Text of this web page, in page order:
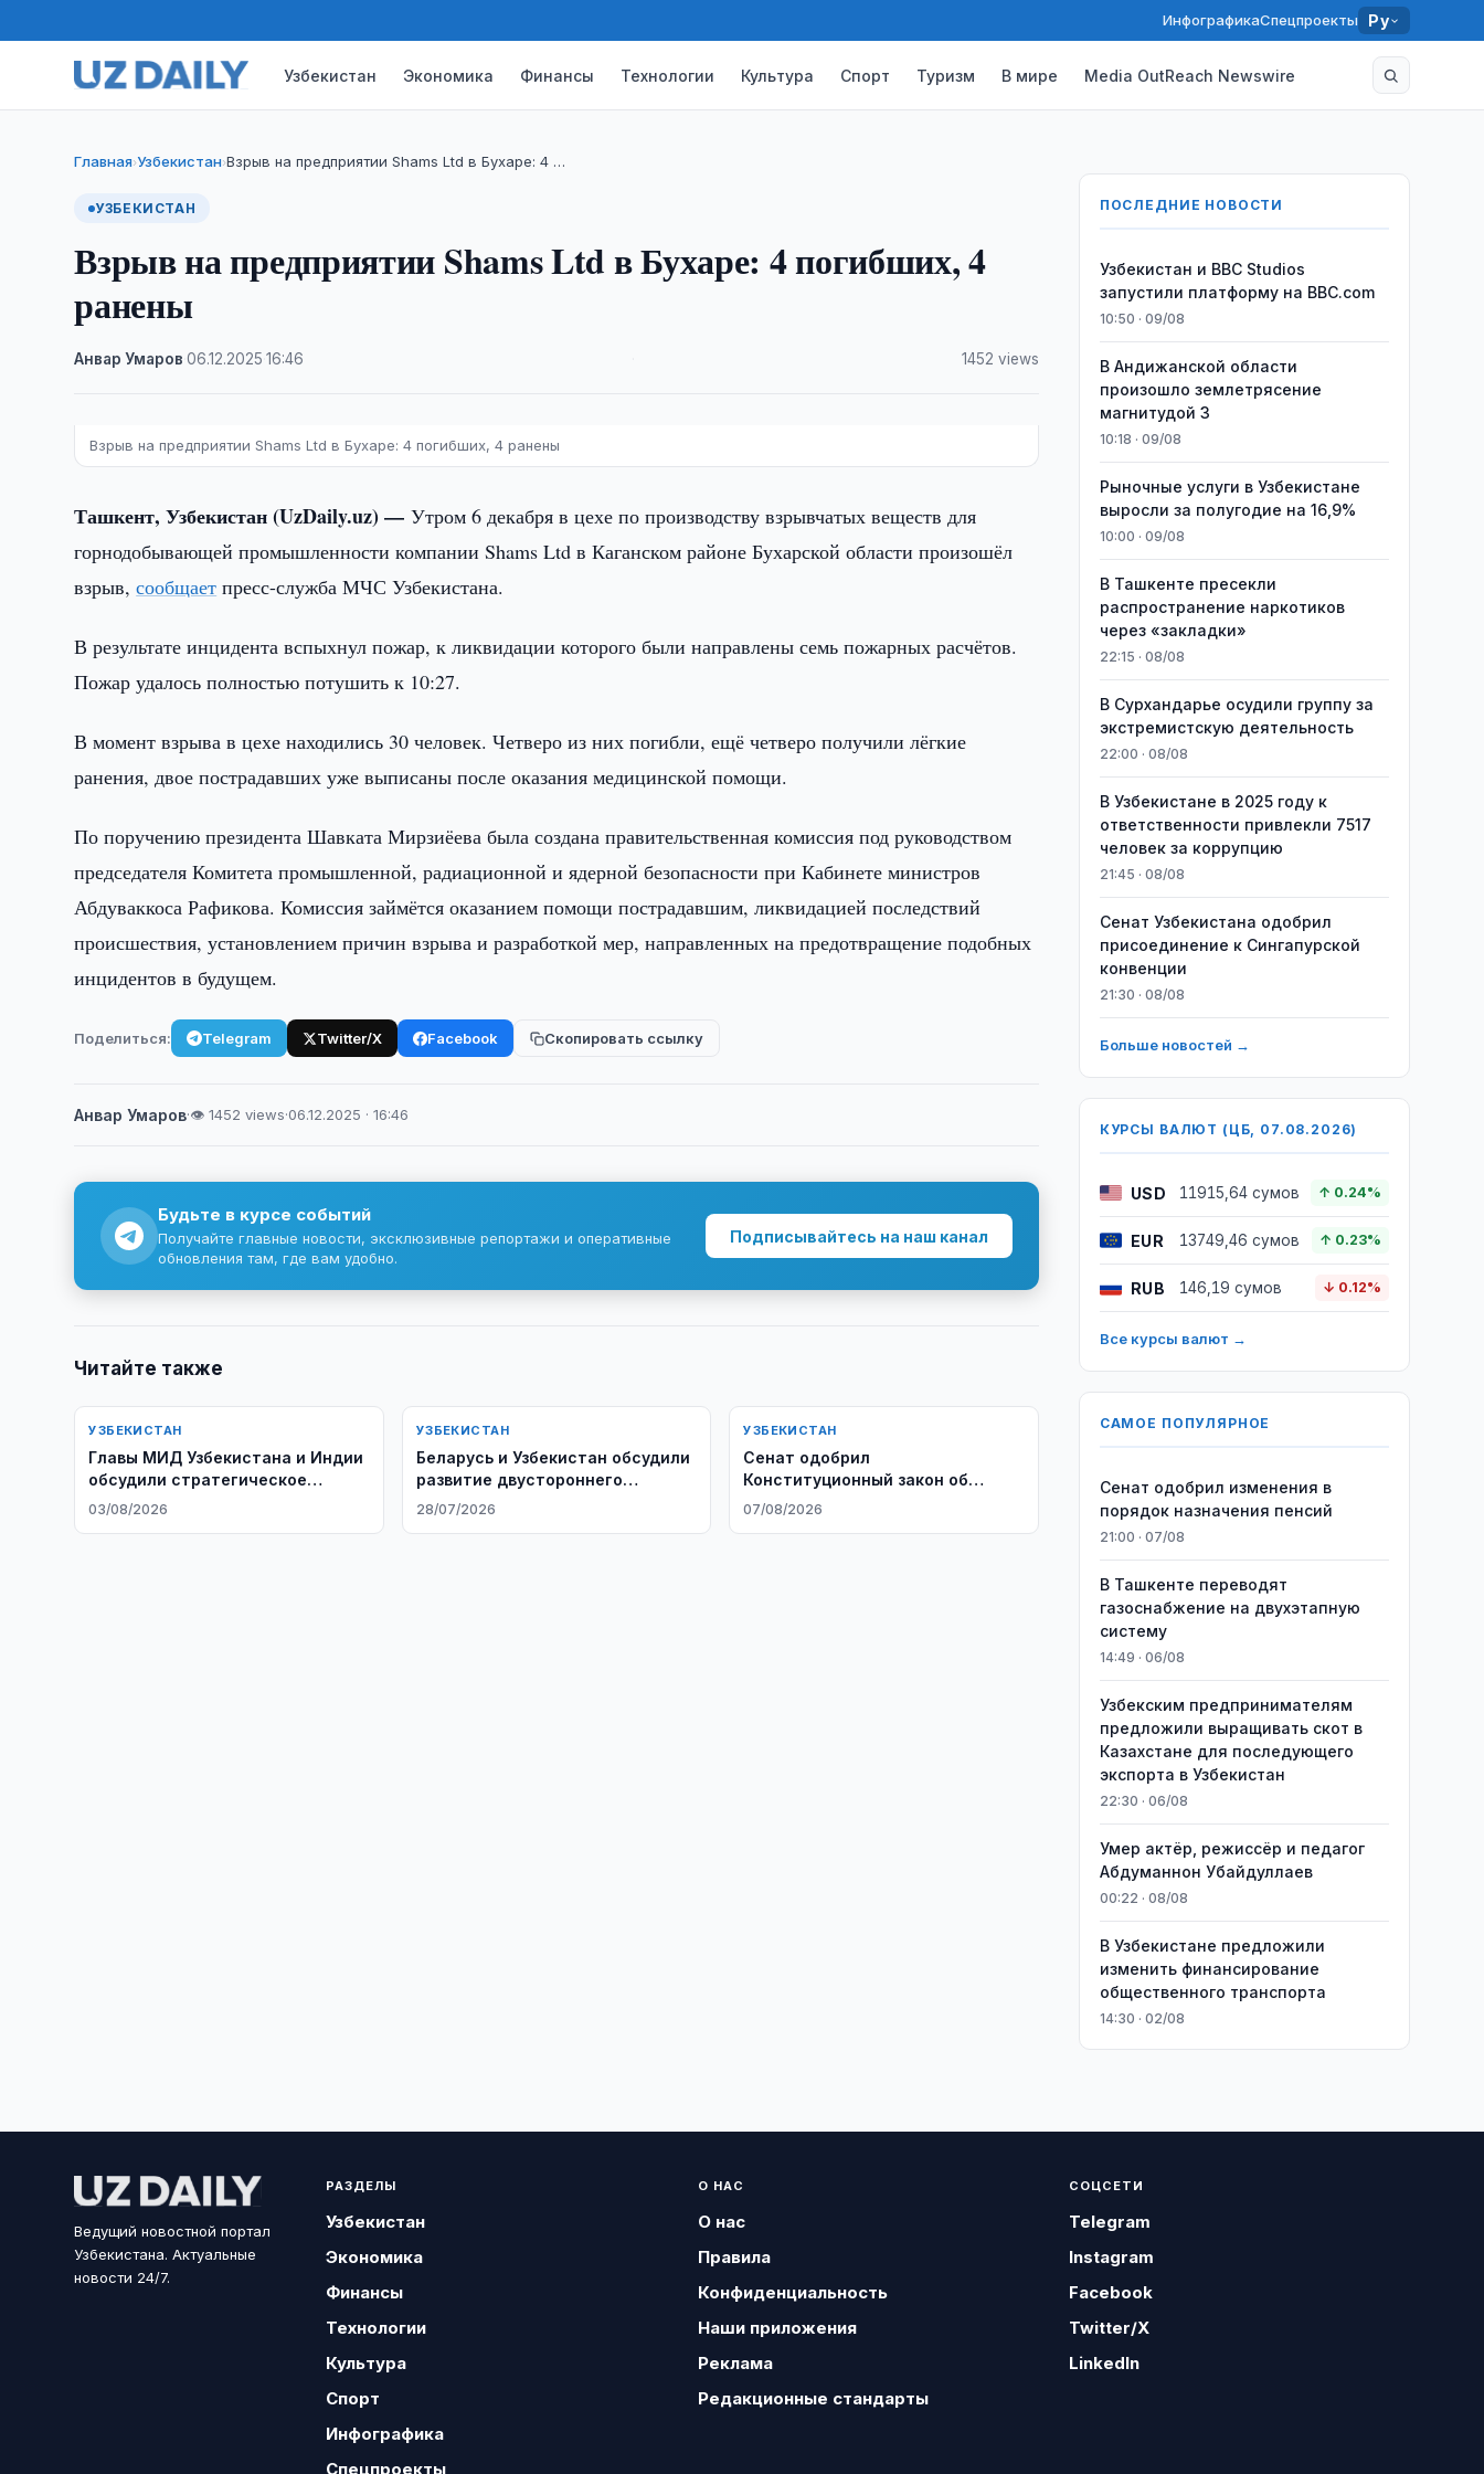
ИнфографикаСпецпроекты Ру
Узбекистан Экономика Финансы Технологии Культура Спорт Туризм В мире Media OutReach Newswire
Главная›Узбекистан›Взрыв на предприятии Shams Ltd в Бухаре: 4 …
УЗБЕКИСТАН
Взрыв на предприятии Shams Ltd в Бухаре: 4 погибших, 4
ранены
Анвар Умаров ·06.12.2025 ·16:46 1452 views
Взрыв на предприятии Shams Ltd в Бухаре: 4 погибших, 4 ранены
Ташкент, Узбекистан (UzDaily.uz) —Утром 6 декабря в цехе по производству взрывчатых веществ для
горнодобывающей промышленности компании Shams Ltd в Каганском районе Бухарской области произошёл
взрыв,сообщает пресс-служба МЧС Узбекистана.
В результате инцидента вспыхнул пожар, к ликвидации которого были направлены семь пожарных расчётов.
Пожар удалось полностью потушить к 10:27.
В момент взрыва в цехе находились 30 человек. Четверо из них погибли, ещё четверо получили лёгкие
ранения, двое пострадавших уже выписаны после оказания медицинской помощи.
По поручению президента Шавката Мирзиёева была создана правительственная комиссия под руководством
председателя Комитета промышленной, радиационной и ядерной безопасности при Кабинете министров
Абдуваккоса Рафикова. Комиссия займётся оказанием помощи пострадавшим, ликвидацией последствий
происшествия, установлением причин взрыва и разработкой мер, направленных на предотвращение подобных
инцидентов в будущем.
Поделиться: Telegram Twitter/X Facebook Скопировать ссылку
Анвар Умаров·👁 1452 views·06.12.2025 · 16:46
Будьте в курсе событий
Получайте главные новости, эксклюзивные репортажи и оперативные
обновления там, где вам удобно.
Подписывайтесь на наш канал
Читайте также
УЗБЕКИСТАН
Главы МИД Узбекистана и Индии
обсудили стратегическое
партнерство
03/08/2026
УЗБЕКИСТАН
Беларусь и Узбекистан обсудили
развитие двустороннего
сотрудничества
28/07/2026
УЗБЕКИСТАН
Сенат одобрил
Конституционный закон об
Администрации Президента
07/08/2026
ПОСЛЕДНИЕ НОВОСТИ
Узбекистан и BBC Studios
запустили платформу на BBC.com
10:50 · 09/08
В Андижанской области
произошло землетрясение
магнитудой 3
10:18 · 09/08
Рыночные услуги в Узбекистане
выросли за полугодие на 16,9%
10:00 · 09/08
В Ташкенте пресекли
распространение наркотиков
через «закладки»
22:15 · 08/08
В Сурхандарье осудили группу за
экстремистскую деятельность
22:00 · 08/08
В Узбекистане в 2025 году к
ответственности привлекли 7517
человек за коррупцию
21:45 · 08/08
Сенат Узбекистана одобрил
присоединение к Сингапурской
конвенции
21:30 · 08/08
Больше новостей →
КУРСЫ ВАЛЮТ (ЦБ, 07.08.2026)
USD 11915,64 сумов ↑ 0.24%
EUR 13749,46 сумов ↑ 0.23%
RUB 146,19 сумов ↓ 0.12%
Все курсы валют →
САМОЕ ПОПУЛЯРНОЕ
Сенат одобрил изменения в
порядок назначения пенсий
21:00 · 07/08
В Ташкенте переводят
газоснабжение на двухэтапную
систему
14:49 · 06/08
Узбекским предпринимателям
предложили выращивать скот в
Казахстане для последующего
экспорта в Узбекистан
22:30 · 06/08
Умер актёр, режиссёр и педагог
Абдуманнон Убайдуллаев
00:22 · 08/08
В Узбекистане предложили
изменить финансирование
общественного транспорта
14:30 · 02/08
Ведущий новостной портал
Узбекистана. Актуальные
новости 24/7.
РАЗДЕЛЫ
Узбекистан
Экономика
Финансы
Технологии
Культура
Спорт
Инфографика
Спецпроекты
О НАС
О нас
Правила
Конфиденциальность
Наши приложения
Реклама
Редакционные стандарты
СОЦСЕТИ
Telegram
Instagram
Facebook
Twitter/X
LinkedIn